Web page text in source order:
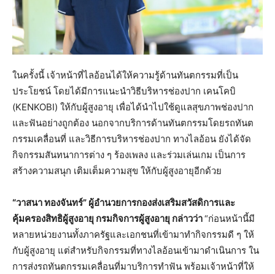
ในครั้งนี้ เจ้าหน้าที่ไลอ้อนได้ให้ความรู้ด้านทันตกรรมที่เป็น
ประโยชน์ โดยได้มีการแนะนำวิธีบริหารช่องปาก เคนโคบิ
(KENKOBI) ให้กับผู้สูงอายุ เพื่อได้นำไปใช้ดูแลสุขภาพช่องปาก
และฟันอย่างถูกต้อง นอกจากบริการด้านทันตกรรมโดยรถทันต
กรรมเคลื่อนที่ และวิธีการบริหารช่องปาก ทางไลอ้อน ยังได้จัด
กิจกรรมสันทนาการต่าง ๆ ร้องเพลง และร่วมเล่นเกม เป็นการ
สร้างความสนุก เติมเต็มความสุข ให้กับผู้สูงอายุอีกด้วย
“วาสนา ทองจันทร์” ผู้อำนวยการกองส่งเสริมสวัสดิการและ
คุ้มครองสิทธิผู้สูงอายุ กรมกิจการผู้สูงอายุ กล่าวว่า“ก่อนหน้านี้มี
หลายหน่วยงานทั้งภาครัฐและเอกชนที่เข้ามาทำกิจกรรมดี ๆ ให้
กับผู้สูงอายุ แต่สำหรับกิจกรรมที่ทางไลอ้อนเข้ามาดำเนินการ ใน
การส่งรถทันตกรรมเคลื่อนที่มาบริการทำฟัน พร้อมเจ้าหน้าที่ให้